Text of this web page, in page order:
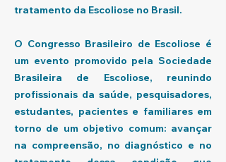
tratamento da Escoliose no Brasil.
O Congresso Brasileiro de Escoliose é
um evento promovido pela Sociedade
Brasileira de Escoliose, reunindo
profissionais da saúde, pesquisadores,
estudantes, pacientes e familiares em
torno de um objetivo comum: avançar
na compreensão, no diagnóstico e no